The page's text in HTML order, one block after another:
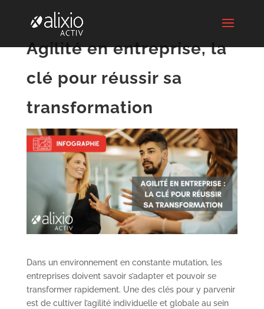
Agilité en entreprise, la
clé pour réussir sa
transformation
Dans un environnement en constante mutation, les
entreprises doivent savoir s’adapter et pouvoir se
transformer rapidement. Une des clés pour y parvenir
est de cultiver l’agilité individuelle et globale au sein